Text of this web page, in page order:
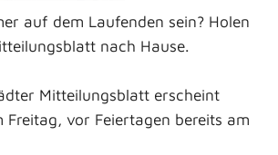
auf dem Laufenden sein? Holen
nach Hause.
Mitteilungsblatt erscheint
Freitag, vor Feiertagen bereits am